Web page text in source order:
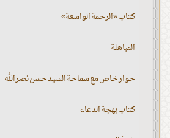
كتاب «الرحمة الواسعة»
المباهلة
حوار خاص مع سماحة السيد حسن نصر الله
كتاب بهجة الدعاء